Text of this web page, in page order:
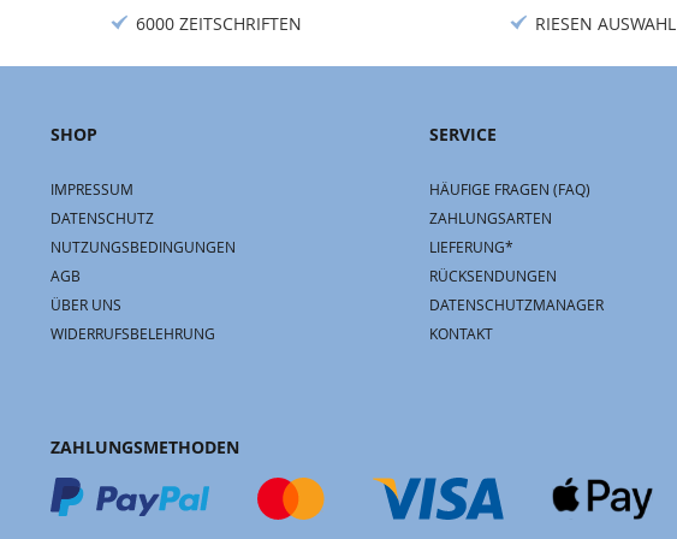
6000 ZEITSCHRIFTEN RIESEN AUSWAHL
SHOP
IMPRESSUM
DATENSCHUTZ
NUTZUNGSBEDINGUNGEN
AGB
ÜBER UNS
WIDERRUFSBELEHRUNG
SERVICE
HÄUFIGE FRAGEN (FAQ)
ZAHLUNGSARTEN
LIEFERUNG*
RÜCKSENDUNGEN
DATENSCHUTZMANAGER
KONTAKT
ZAHLUNGSMETHODEN